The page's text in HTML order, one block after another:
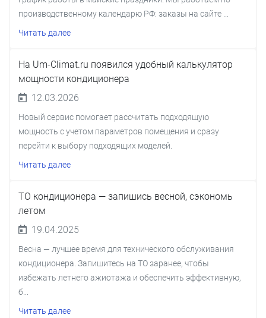
производственному календарю РФ: заказы на сайте ...
Читать далее
На Um-Climat.ru появился удобный калькулятор
мощности кондиционера
12.03.2026
Новый сервис помогает рассчитать подходящую
мощность с учетом параметров помещения и сразу
перейти к выбору подходящих моделей.
Читать далее
ТО кондиционера — запишись весной, сэкономь
летом
19.04.2025
Весна — лучшее время для технического обслуживания
кондиционера. Запишитесь на ТО заранее, чтобы
избежать летнего ажиотажа и обеспечить эффективную,
б...
Читать далее